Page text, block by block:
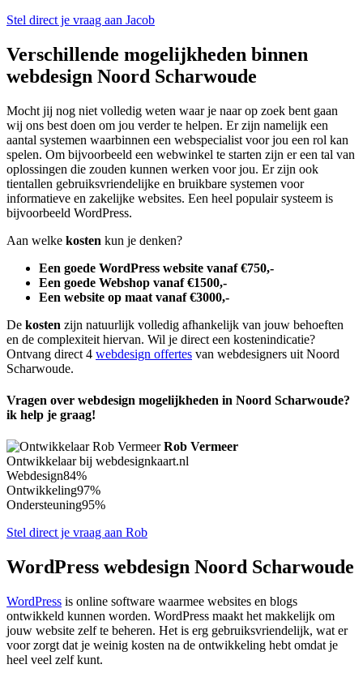
Stel direct je vraag aan Jacob
Verschillende mogelijkheden binnen
webdesign Noord Scharwoude
Mocht jij nog niet volledig weten waar je naar op zoek bent gaan
wij ons best doen om jou verder te helpen. Er zijn namelijk een
aantal systemen waarbinnen een webspecialist voor jou een rol kan
spelen. Om bijvoorbeeld een webwinkel te starten zijn er een tal van
oplossingen die zouden kunnen werken voor jou. Er zijn ook
tientallen gebruiksvriendelijke en bruikbare systemen voor
informatieve en zakelijke websites. Een heel populair systeem is
bijvoorbeeld WordPress.
Aan welke kosten kun je denken?
Een goede WordPress website vanaf €750,-
Een goede Webshop vanaf €1500,-
Een website op maat vanaf €3000,-
De kosten zijn natuurlijk volledig afhankelijk van jouw behoeften
en de complexiteit hiervan. Wil je direct een kostenindicatie?
Ontvang direct 4 webdesign offertes van webdesigners uit Noord
Scharwoude.
Vragen over webdesign mogelijkheden in Noord Scharwoude?
ik help je graag!
Rob Vermeer
Ontwikkelaar bij webdesignkaart.nl
Webdesign84%
Ontwikkeling97%
Ondersteuning95%
Stel direct je vraag aan Rob
WordPress webdesign Noord Scharwoude
WordPress is online software waarmee websites en blogs
ontwikkeld kunnen worden. WordPress maakt het makkelijk om
jouw website zelf te beheren. Het is erg gebruiksvriendelijk, wat er
voor zorgt dat je weinig kosten na de ontwikkeling hebt omdat je
heel veel zelf kunt.